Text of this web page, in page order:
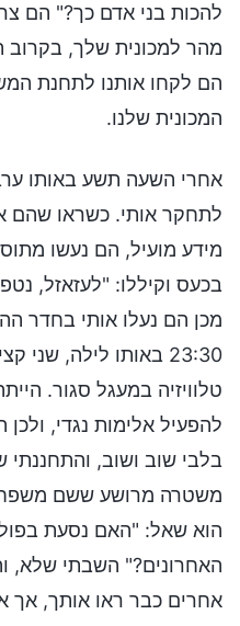
להכות בני אדם כך?" הם
מהר למכונית שלך,
הם לקחו אותנו לתחנת
המכונית שלנו.
אחרי השעה תשע באותו
לתחקר אותי. כשראו שהם
מידע מועיל, הם נעשו
בכעס וקיללו: "לעזאזל,
מכן הם נעלו אותי בחדר
23:30 באותו לילה,
טלוויזיה במעגל סגור.
להפעיל אלימות נגדי,
בלבי שוב ושוב, והתחננתי
משטרה מרושע ששם
הוא שאל: "האם נסעת
האחרונים?" השבתי שלא,
אחרים כבר ראו אותך, אך